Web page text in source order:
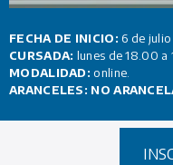
FECHA DE INICIO: 6 de julio
CURSADA: lunes de 18.00 a
MODALIDAD: online.
ARANCELES: NO